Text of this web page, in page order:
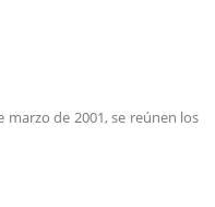
marzo de 2001, se reúnen los